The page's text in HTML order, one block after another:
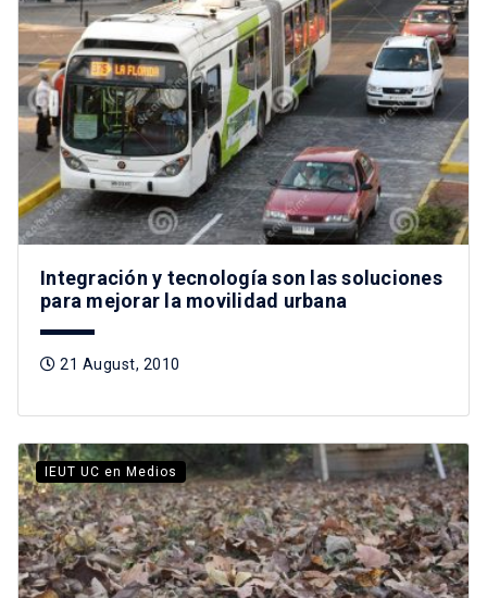
Integración y tecnología son las soluciones
para mejorar la movilidad urbana
21 August, 2010
IEUT UC en Medios